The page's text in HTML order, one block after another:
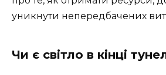
уникнути непередбачених
Чи є світло в кінці